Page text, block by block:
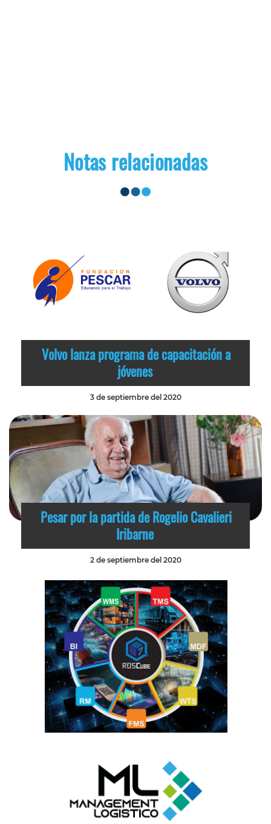
Notas relacionadas
Volvo lanza programa de capacitación a
jóvenes
3 de septiembre del 2020
Pesar por la partida de Rogelio Cavalieri
Iribarne
2 de septiembre del 2020